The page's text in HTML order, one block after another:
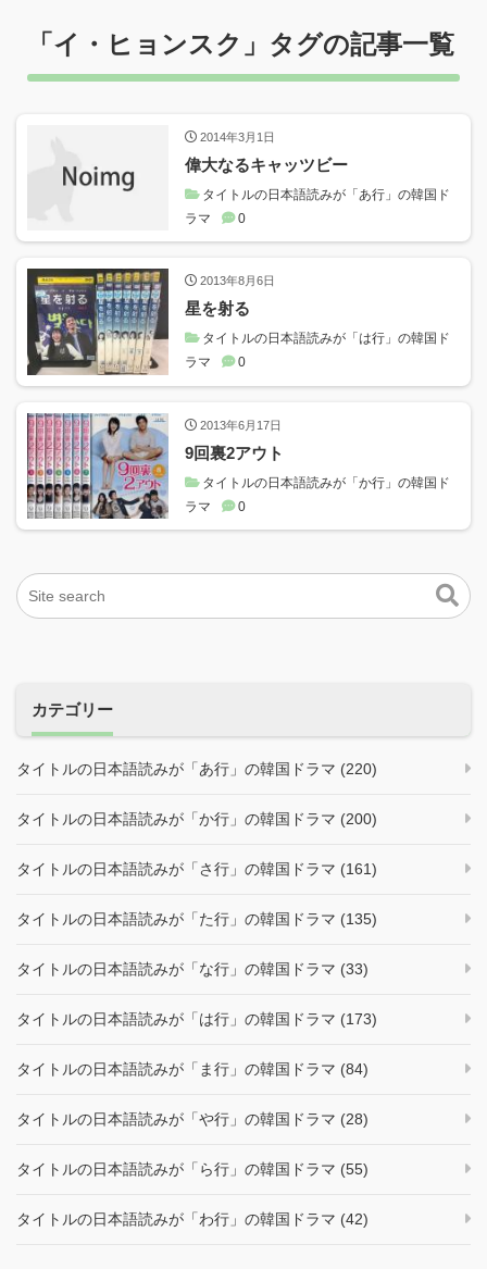
「イ・ヒョンスク 」タグの記事一覧
2014年3月1日
偉大なるキャッツビー
タイトルの日本語読みが「あ行」の韓国ド
ラマ
0
2013年8月6日
星を射る
タイトルの日本語読みが「は行」の韓国ド
ラマ
0
2013年6月17日
9回裏2アウト
タイトルの日本語読みが「か行」の韓国ド
ラマ
0
カテゴリー
タイトルの日本語読みが「あ行」の韓国ドラマ (220)
タイトルの日本語読みが「か行」の韓国ドラマ (200)
タイトルの日本語読みが「さ行」の韓国ドラマ (161)
タイトルの日本語読みが「た行」の韓国ドラマ (135)
タイトルの日本語読みが「な行」の韓国ドラマ (33)
タイトルの日本語読みが「は行」の韓国ドラマ (173)
タイトルの日本語読みが「ま行」の韓国ドラマ (84)
タイトルの日本語読みが「や行」の韓国ドラマ (28)
タイトルの日本語読みが「ら行」の韓国ドラマ (55)
タイトルの日本語読みが「わ行」の韓国ドラマ (42)